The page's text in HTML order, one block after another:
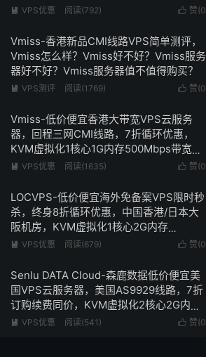
月
 赞(0
 VPS优惠 阅读(792)
Vmiss-香港新品CMI线路VPS简单测评，
Vmiss怎么样？Vmiss好不好？Vmiss服务
器好不好？Vmiss服务器值不值得购买？
 赞(0
 VPS测评 阅读(1769)
Vmiss-低价便宜香港大带宽VPS云服务
器，回程三网CMI线路，7折循环优惠，
KVM虚拟化1核心1G内存500Mbps带宽低
至18元/月，最高可选5Gbps带宽
 赞(0
 VPS优惠 阅读(1635)
LOCVPS-低价便宜海外免备案VPS限时秒
杀，终身8折循环优惠，中国香港/日本大
阪机房，KVM虚拟化1核心2G内存
100Mbps带宽低至252元/年
 赞(0
 VPS优惠 阅读(679)
Senlu DATA Cloud-森鹿数据低价便宜美
国VPS云服务器，美国AS9929线路，7折
订购续费同价，KVM虚拟化2核心2G内存
100Mbps带宽低至27元/月
 赞(0
 VPS优惠 阅读(541)